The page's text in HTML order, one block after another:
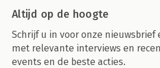
Altijd op de hoogte
Schrijf u in voor onze
met relevante interviews en
events en de beste acties.